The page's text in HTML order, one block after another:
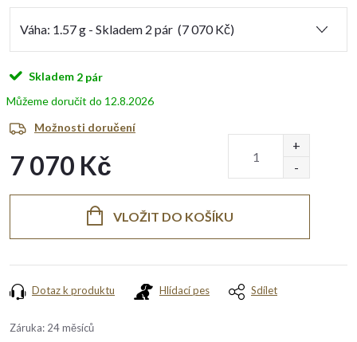
Skladem 2 pár
12.8.2026
Možnosti doručení
7 070 Kč
VLOŽIT DO KOŠÍKU
Dotaz k produktu Hlídací pes Sdílet
Záruka: 24 měsíců